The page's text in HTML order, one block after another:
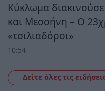
Κύκλωμα
και Μεσσήνη – Ο
«τσιλιαδόροι»
10:54
Δείτε όλες τις